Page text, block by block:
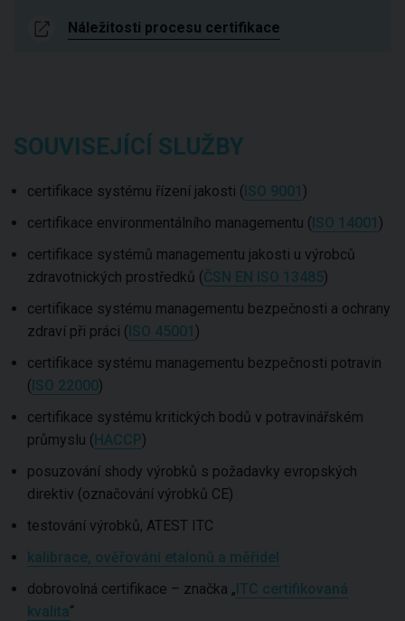
Náležitosti procesu certifikace
SOUVISEJÍCÍ SLUŽBY
certifikace systému řízení jakosti (ISO 9001)
certifikace environmentálního managementu (ISO 14001)
certifikace systémů managementu jakosti u výrobců
zdravotnických prostředků (ČSN EN ISO 13485)
certifikace systému managementu bezpečnosti a ochrany
zdraví při práci (ISO 45001)
certifikace systému managementu bezpečnosti potravin
(ISO 22000)
certifikace systému kritických bodů v potravinářském
průmyslu (HACCP)
posuzování shody výrobků s požadavky evropských
direktiv (označování výrobků CE)
testování výrobků, ATEST ITC
kalibrace, ověřování etalonů a měřidel
dobrovolná certifikace – značka „ITC certifikovaná
kvalita“